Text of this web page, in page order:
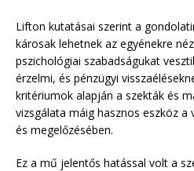
Lifton kutatásai szerint a
károsak lehetnek az egyénekre
pszichológiai szabadságukat
érzelmi, és pénzügyi
kritériumok alapján a szekták és
vizsgálata máig hasznos eszköz a
és megelőzésében.
Ez a mű jelentős hatással volt a